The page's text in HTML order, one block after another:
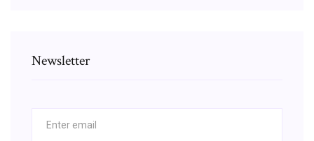
Newsletter